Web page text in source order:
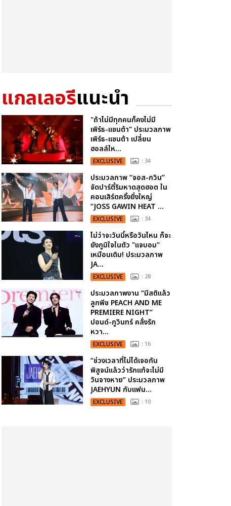
แกลเลอรีแนะนำ
"ถ้าไม่มีทุกคนก็คงไม่มี
เพิร์ธ-แซนต้า" ประมวลภาพ
เพิร์ธ-แซนต้า เปลี่ยน
ฮอลล์ให...
EXCLUSIVE : 34
ประมวลภาพ “จอส-กวิน”
จัดปาร์ตี้ริมหาดสุดฮอต ใน
คอนเสิร์ตครั้งยิ่งใหญ่
“JOSS GAWIN HEAT ...
EXCLUSIVE : 34
ไม่ว่าจะวันนี้หรือวันไหน ก็จะ
ยังภูมิใจในตัว "แจบอม"
เหมือนเดิม! ประมวลภาพ
JA...
EXCLUSIVE : 28
ประมวลภาพงาน “มีสติแล้ว
ลูกพีช PEACH AND ME
PREMIERE NIGHT”
ปอนด์-ภูวินทร์ คลั่งรัก
หวา...
EXCLUSIVE : 16
“ช่วงเวลาที่ไม่ได้เจอกัน
พิสูจน์แล้วว่ารักแท้จะไม่มี
วันจางหาย” ประมวลภาพ
JAEHYUN กับแฟน...
EXCLUSIVE : 10